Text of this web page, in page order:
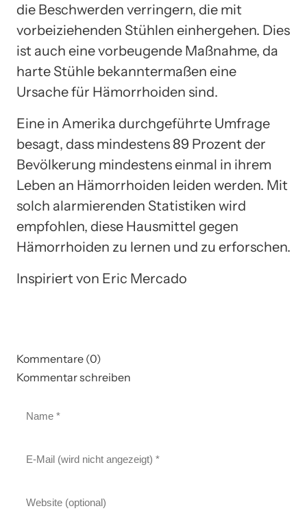
die Beschwerden verringern, die mit
vorbeiziehenden Stühlen einhergehen. Dies
ist auch eine vorbeugende Maßnahme, da
harte Stühle bekanntermaßen eine
Ursache für Hämorrhoiden sind.
Eine in Amerika durchgeführte Umfrage
besagt, dass mindestens 89 Prozent der
Bevölkerung mindestens einmal in ihrem
Leben an Hämorrhoiden leiden werden. Mit
solch alarmierenden Statistiken wird
empfohlen, diese Hausmittel gegen
Hämorrhoiden zu lernen und zu erforschen.
Inspiriert von Eric Mercado
Kommentare (0)
Kommentar schreiben